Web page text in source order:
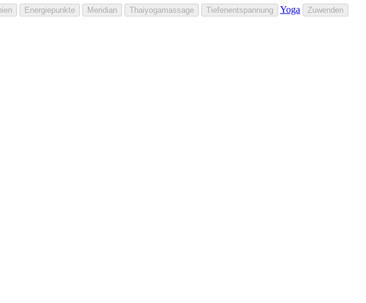
Energiepunkte Meridian Thaiyogamassage Tiefenentspannung Yoga Zuwenden